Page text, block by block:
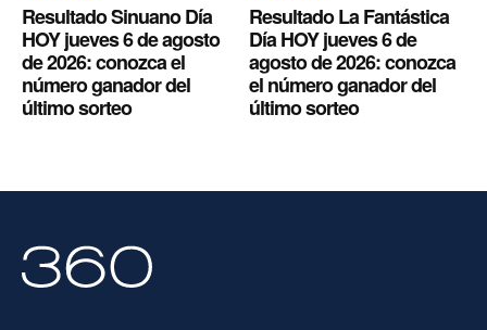
Resultado Sinuano Día
HOY jueves 6 de agosto
de 2026: conozca el
número ganador del
último sorteo
Resultado La Fantástica
Día HOY jueves 6 de
agosto de 2026: conozca
el número ganador del
último sorteo